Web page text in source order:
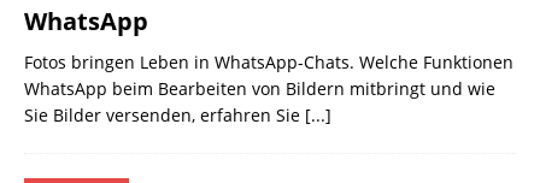
WhatsApp
Fotos bringen Leben in WhatsApp-Chats. Welche Funktionen
WhatsApp beim Bearbeiten von Bildern mitbringt und wie
Sie Bilder versenden, erfahren Sie [...]